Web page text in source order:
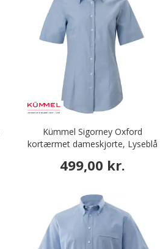
Kümmel Sigorney Oxford
kortærmet dameskjorte, Lyseblå
499,00 kr.